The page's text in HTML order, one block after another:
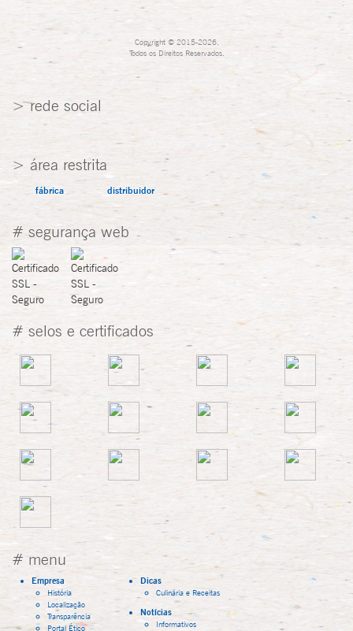
Copyright © 2015-2026,
Todos os Direitos Reservados.
> rede social
> área restrita
fábrica distribuidor
# segurança web
# selos e certificados
# menu
Empresa
História
Localização
Transparência
Portal Ético
Dicas
Culinária e Receitas
Notícias
Informativos